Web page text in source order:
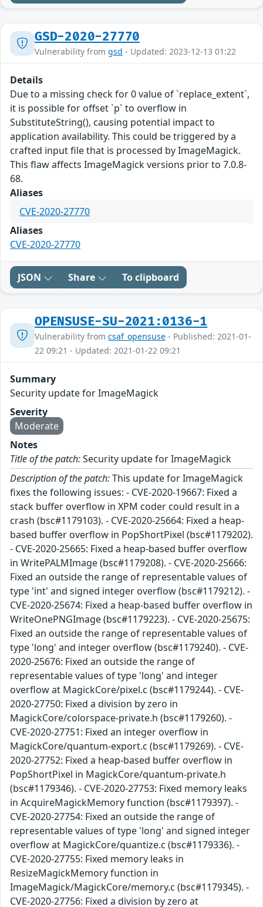
GSD-2020-27770
Vulnerability from gsd - Updated: 2023-12-13 01:22
Details
Due to a missing check for 0 value of `replace_extent`,
it is possible for offset `p` to overflow in
SubstituteString(), causing potential impact to
application availability. This could be triggered by a
crafted input file that is processed by ImageMagick.
This flaw affects ImageMagick versions prior to 7.0.8-
68.
Aliases
CVE-2020-27770
Aliases
CVE-2020-27770
JSON Share To clipboard
OPENSUSE-SU-2021:0136-1
Vulnerability from csaf_opensuse - Published: 2021-01-
22 09:21 - Updated: 2021-01-22 09:21
Summary
Security update for ImageMagick
Severity
Moderate
Notes
Title of the patch:Security update for ImageMagick
Description of the patch:This update for ImageMagick
fixes the following issues: - CVE-2020-19667: Fixed a
stack buffer overflow in XPM coder could result in a
crash (bsc#1179103). - CVE-2020-25664: Fixed a heap-
based buffer overflow in PopShortPixel (bsc#1179202).
- CVE-2020-25665: Fixed a heap-based buffer overflow
in WritePALMImage (bsc#1179208). - CVE-2020-25666:
Fixed an outside the range of representable values of
type 'int' and signed integer overflow (bsc#1179212). -
CVE-2020-25674: Fixed a heap-based buffer overflow in
WriteOnePNGImage (bsc#1179223). - CVE-2020-25675:
Fixed an outside the range of representable values of
type 'long' and integer overflow (bsc#1179240). - CVE-
2020-25676: Fixed an outside the range of
representable values of type 'long' and integer
overflow at MagickCore/pixel.c (bsc#1179244). - CVE-
2020-27750: Fixed a division by zero in
MagickCore/colorspace-private.h (bsc#1179260). -
CVE-2020-27751: Fixed an integer overflow in
MagickCore/quantum-export.c (bsc#1179269). - CVE-
2020-27752: Fixed a heap-based buffer overflow in
PopShortPixel in MagickCore/quantum-private.h
(bsc#1179346). - CVE-2020-27753: Fixed memory leaks
in AcquireMagickMemory function (bsc#1179397). -
CVE-2020-27754: Fixed an outside the range of
representable values of type 'long' and signed integer
overflow at MagickCore/quantize.c (bsc#1179336). -
CVE-2020-27755: Fixed memory leaks in
ResizeMagickMemory function in
ImageMagick/MagickCore/memory.c (bsc#1179345). -
CVE-2020-27756: Fixed a division by zero at